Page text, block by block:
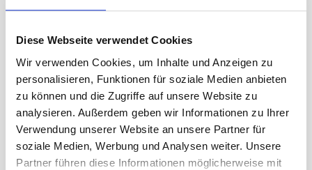
Diese Webseite verwendet Cookies
Wir verwenden Cookies, um Inhalte und Anzeigen zu
personalisieren, Funktionen für soziale Medien anbieten
zu können und die Zugriffe auf unsere Website zu
analysieren. Außerdem geben wir Informationen zu Ihrer
Verwendung unserer Website an unsere Partner für
soziale Medien, Werbung und Analysen weiter. Unsere
Partner führen diese Informationen möglicherweise mit
Größe
M L XXL
UVP 269,95 €
unser Preis ab: 188,97 € - 30%
Menge